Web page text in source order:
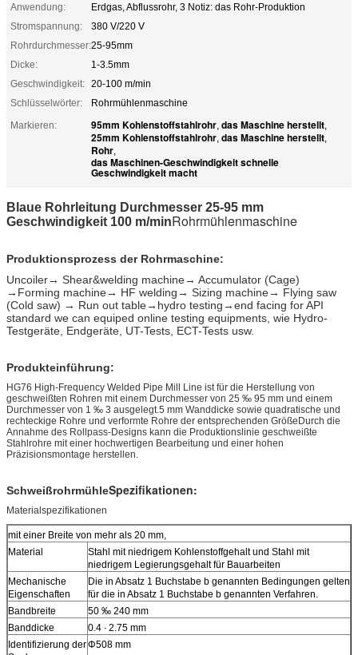
Anwendung:
Erdgas, Abflussrohr, 3 Notiz: das Rohr-Produktion
Stromspannung:
380 V/220 V
Rohrdurchmesser:25-95mm
Dicke:
1-3.5mm
Geschwindigkeit: 20-100 m/min
Schlüsselwörter:
Rohrmühlenmaschine
Markieren:
95mm Kohlenstoffstahlrohr, das Maschine herstellt,
25mm Kohlenstoffstahlrohr, das Maschine herstellt,
Rohr,
das Maschinen-Geschwindigkeit schnelle
Geschwindigkeit macht
Blaue Rohrleitung Durchmesser 25-95 mm
Geschwindigkeit 100 m/minRohrmühlenmaschine
Produktionsprozess der Rohrmaschine:
Uncoiler→ Shear&welding machine→ Accumulator (Cage)
→Forming machine→ HF welding→ Sizing machine→ Flying saw
(Cold saw) → Run out table→hydro testing→end facing for API
standard we can equiped online testing equipments, wie Hydro-
Testgeräte, Endgeräte, UT-Tests, ECT-Tests usw.
Produkteinführung:
HG76 High-Frequency Welded Pipe Mill Line ist für die Herstellung von
geschweißten Rohren mit einem Durchmesser von 25 ‰ 95 mm und einem
Durchmesser von 1 ‰ 3 ausgelegt.5 mm Wanddicke sowie quadratische und
rechteckige Rohre und verformte Rohre der entsprechenden GrößeDurch die
Annahme des Rollpass-Designs kann die Produktionslinie geschweißte
Stahlrohre mit einer hochwertigen Bearbeitung und einer hohen
Präzisionsmontage herstellen.
SchweißrohrmühleSpezifikationen:
Materialspezifikationen
mit einer Breite von mehr als 20 mm,
Material
Stahl mit niedrigem Kohlenstoffgehalt und Stahl mit
niedrigem Legierungsgehalt für Bauarbeiten
Mechanische
Eigenschaften
Die in Absatz 1 Buchstabe b genannten Bedingungen gelten
für die in Absatz 1 Buchstabe b genannten Verfahren.
Bandbreite
50 ‰ 240 mm
Banddicke
0.4 ∙ 2.75 mm
Identifizierung derΦ508 mm